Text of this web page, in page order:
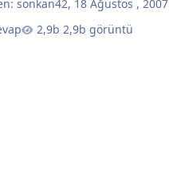
sonkan42, 18 Ağustos , 2007
2,9b görüntü